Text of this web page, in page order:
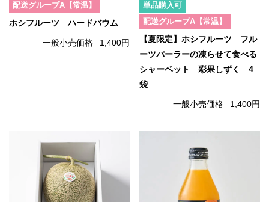
配送グループA【常温】
ホシフルーツ ハードバウム
一般小売価格 1,400円
単品購入可
配送グループA【常温】
【夏限定】ホシフルーツ フル
ーツパーラーの凍らせて食べる
シャーベット 彩果しずく 4
袋
一般小売価格 1,400円